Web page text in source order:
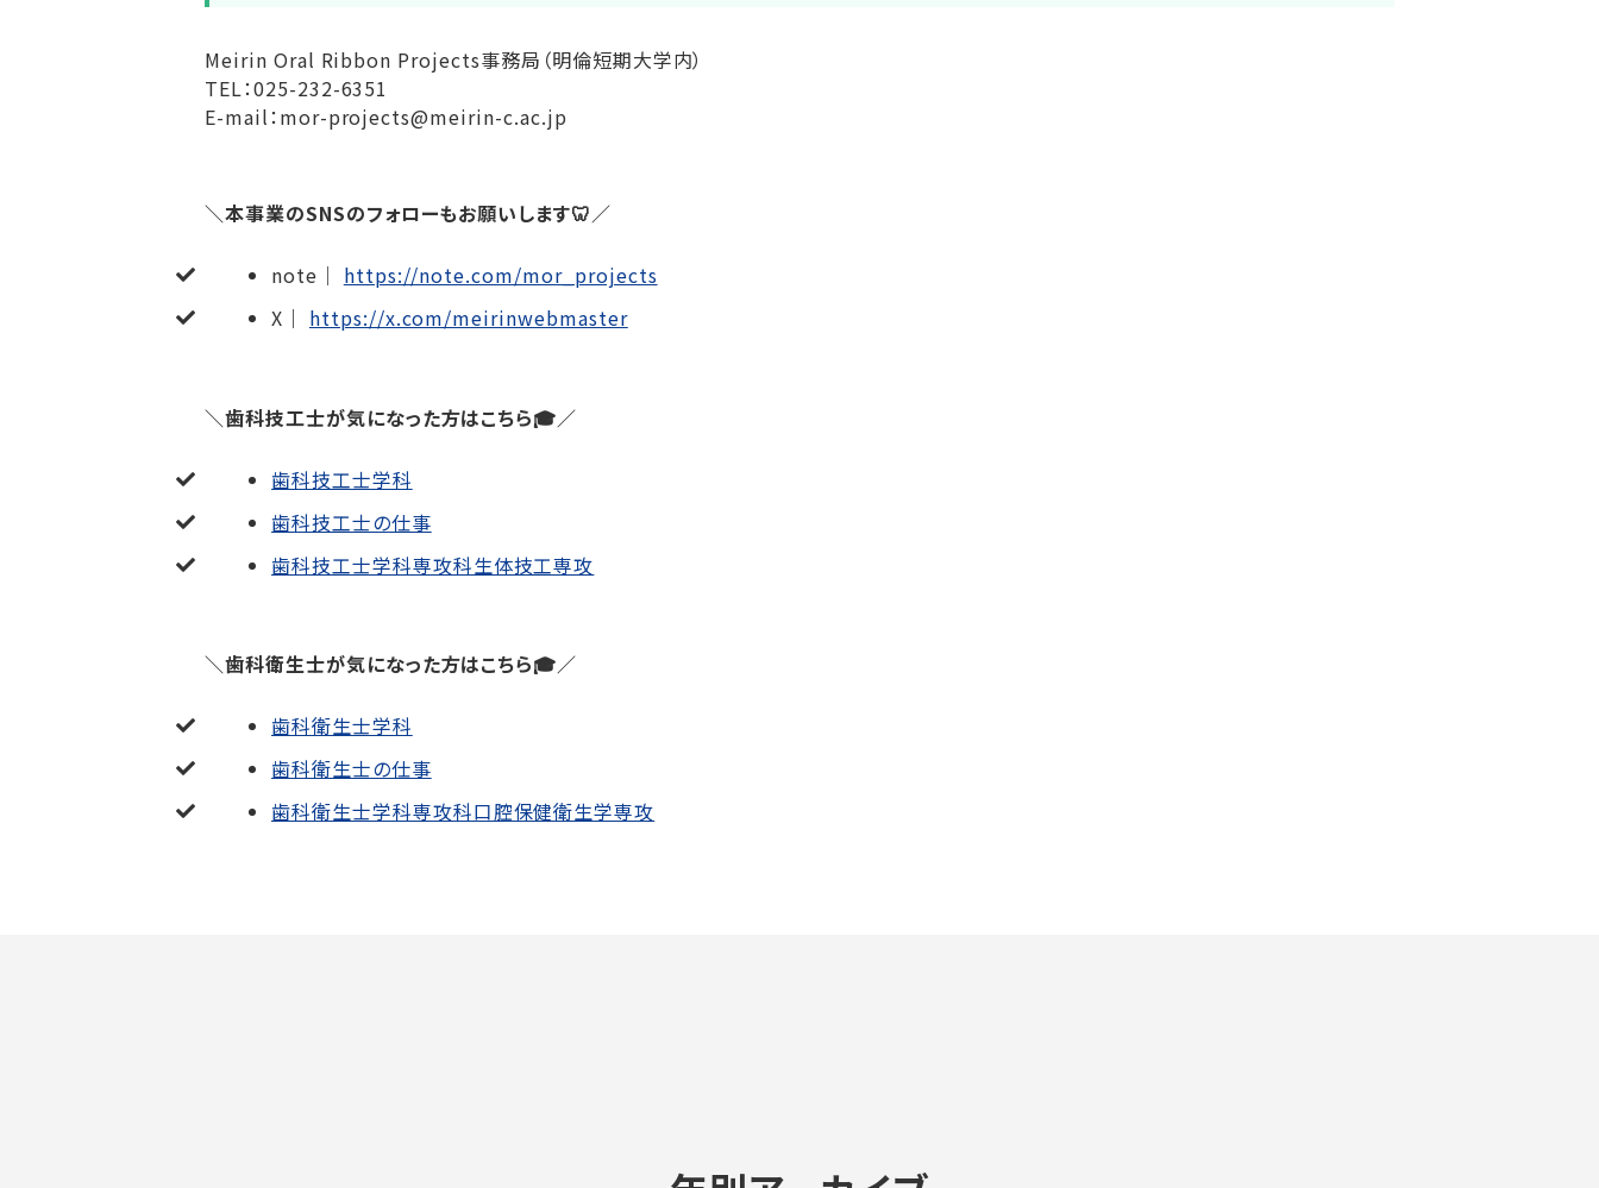
Meirin Oral Ribbon Projects事務局（明倫短期大学内）
TEL：025-232-6351
E-mail：mor-projects@meirin-c.ac.jp
＼本事業のSNSのフォローもお願いします🦷／
note｜ https://note.com/mor_projects
X ｜ https://x.com/meirinwebmaster
＼歯科技工士が気になった方はこちら🎓／
歯科技工士学科
歯科技工士の仕事
歯科技工士学科専攻科生体技工専攻
＼歯科衛生士が気になった方はこちら🎓／
歯科衛生士学科
歯科衛生士の仕事
歯科衛生士学科専攻科口腔保健衛生学専攻